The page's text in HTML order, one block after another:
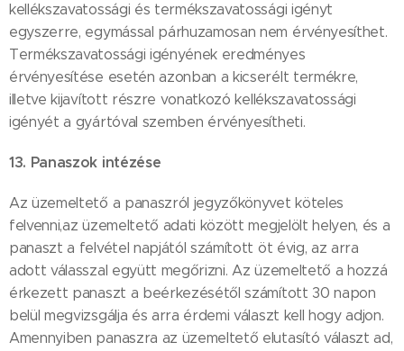
kellékszavatossági és termékszavatossági igényt
egyszerre, egymással párhuzamosan nem érvényesíthet.
Termékszavatossági igényének eredményes
érvényesítése esetén azonban a kicserélt termékre,
illetve kijavított részre vonatkozó kellékszavatossági
igényét a gyártóval szemben érvényesítheti.
13. Panaszok intézése
Az üzemeltető a panaszról jegyzőkönyvet köteles
felvenni,az üzemeltető adati között megjelölt helyen, és a
panaszt a felvétel napjától számított öt évig, az arra
adott válasszal együtt megőrizni. Az üzemeltető a hozzá
érkezett panaszt a beérkezésétől számított 30 napon
belül megvizsgálja és arra érdemi választ kell hogy adjon.
Amennyiben panaszra az üzemeltető elutasító választ ad,